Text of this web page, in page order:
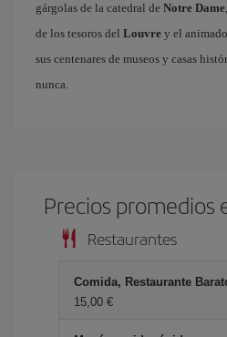
gárgolas de la catedral de Notre Dame
de los tesoros del Louvre y el animado
sus centenares de museos y casas
nunca.
Precios promedios
Restaurantes
Comida, Restaurante
15,00